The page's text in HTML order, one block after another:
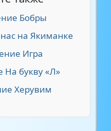
Бобры
на Якиманке
Игра
На букву «Л»
Херувим